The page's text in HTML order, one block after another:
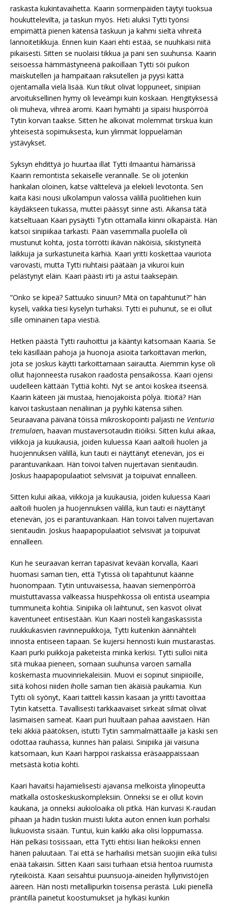
raskasta kukintavaihetta. Kaarin sormenpäiden täytyi tuoksua
houkuttelevilta, ja taskun myös. Heti aluksi Tytti työnsi
empimättä pienen kätensä taskuun ja kahmi sieltä vihreitä
lannoitetikkuja. Ennen kuin Kaari ehti estää, se nuuhkaisi niitä
pikaisesti. Sitten se nuolaisi tikkua ja pani sen suuhunsa. Kaarin
seisoessa hämmästyneenä paikoillaan Tytti söi puikon
maiskutellen ja hampaitaan raksutellen ja pyysi kättä
ojentamalla vielä lisää. Kun tikut olivat loppuneet, sinipiian
arvoituksellinen hymy oli leveämpi kuin koskaan. Hengityksessä
oli muheva, vihreä aromi. Kaari hymähti ja sipaisi hiuspörröä
Tytin korvan taakse. Sitten he alkoivat molemmat tirskua kuin
yhteisestä sopimuksesta, kuin ylimmät loppuelämän
ystävykset.
Syksyn ehdittyä jo huurtaa illat Tytti ilmaantui hämärissä
Kaarin remontista sekaiselle verannalle. Se oli jotenkin
hankalan oloinen, katse välttelevä ja elekieli levotonta. Sen
kaita käsi nousi ulkolampun valossa välillä puolitiehen kuin
käydäkseen tukassa, muttei päässyt sinne asti. Aikansa tätä
katseltuaan Kaari pysäytti Tytin ottamalla kiinni olkapäistä. Hän
katsoi sinipiikaa tarkasti. Pään vasemmalla puolella oli
mustunut kohta, josta törrötti ikävän näköisiä, sikistyneitä
laikkuja ja surkastuneita kärhiä. Kaari yritti koskettaa vauriota
varovasti, mutta Tytti riuhtaisi päätään ja vikuroi kuin
pelästynyt eläin. Kaari päästi irti ja astui taaksepäin.
”Onko se kipeä? Sattuuko sinuun? Mitä on tapahtunut?” hän
kyseli, vaikka tiesi kyselyn turhaksi. Tytti ei puhunut, se ei ollut
sille ominainen tapa viestiä.
Hetken päästä Tytti rauhoittui ja kääntyi katsomaan Kaaria. Se
teki käsillään pahoja ja huonoja asioita tarkoittavan merkin,
jota se joskus käytti tarkoittamaan sairautta. Aiemmin kyse oli
ollut hajonneesta rusakon raadosta pensaikossa. Kaari ojensi
uudelleen kättään Tyttiä kohti. Nyt se antoi koskea itseensä.
Kaarin käteen jäi mustaa, hienojakoista pölyä. Itiöitä? Hän
kaivoi taskustaan nenäliinan ja pyyhki kätensä siihen.
Seuraavana päivänä töissä mikroskopointi paljasti ne Venturia
tremulaen, haavan mustaversotaudin itiöiksi. Sitten kului aikaa,
viikkoja ja kuukausia, joiden kuluessa Kaari aaltoili huolen ja
huojennuksen välillä, kun tauti ei näyttänyt etenevän, jos ei
parantuvankaan. Hän toivoi talven nujertavan sienitaudin.
Joskus haapapopulaatiot selvisivät ja toipuivat ennalleen.
Sitten kului aikaa, viikkoja ja kuukausia, joiden kuluessa Kaari
aaltoili huolen ja huojennuksen välillä, kun tauti ei näyttänyt
etenevän, jos ei parantuvankaan. Hän toivoi talven nujertavan
sienitaudin. Joskus haapapopulaatiot selvisivät ja toipuivat
ennalleen.
Kun he seuraavan kerran tapasivat kevään korvalla, Kaari
huomasi saman tien, että Tytissä oli tapahtunut käänne
huonompaan. Tytin untuvaisessa, haavan siemenpörröä
muistuttavassa valkeassa hiuspehkossa oli entistä useampia
tummuneita kohtia. Sinipiika oli laihtunut, sen kasvot olivat
kaventuneet entisestään. Kun Kaari nosteli kangaskassista
ruukkukasvien ravinnepuikkoja, Tytti kuitenkin äännähteli
innosta entiseen tapaan. Se kujersi hennosti kuin mustarastas.
Kaari purki puikkoja paketeista minkä kerkisi. Tytti sulloi niitä
sitä mukaa pieneen, somaan suuhunsa varoen samalla
koskemasta muovinriekaleisiin. Muovi ei sopinut sinipiioille,
siitä kohosi niiden iholle saman tien äkäisiä paukamia. Kun
Tytti oli syönyt, Kaari taitteli kassin kasaan ja yritti tavoittaa
Tytin katsetta. Tavallisesti tarkkaavaiset sirkeät silmät olivat
lasimaisen sameat. Kaari puri huultaan pahaa aavistaen. Hän
teki äkkiä päätöksen, istutti Tytin sammalmättäälle ja käski sen
odottaa rauhassa, kunnes hän palaisi. Sinipiika jäi vaisuna
katsomaan, kun Kaari harppoi raskaissa eräsaappaissaan
metsästä kotia kohti.
Kaari havaitsi hajamielisesti ajavansa melkoista ylinopeutta
matkalla ostoskeskuskompleksiin. Onneksi se ei ollut kovin
kaukana, ja onneksi aukioloaika oli pitkä. Hän kurvasi K-raudan
pihaan ja hädin tuskin muisti lukita auton ennen kuin porhalsi
liukuovista sisään. Tuntui, kuin kaikki aika olisi loppumassa.
Hän pelkäsi tosissaan, että Tytti ehtisi liian heikoksi ennen
hänen paluutaan. Tai että se harhailisi metsän suojiin eikä tulisi
enää takaisin. Sitten Kaari saisi turhaan etsiä hentoa ruumista
ryteiköistä. Kaari seisahtui puunsuoja-aineiden hyllyrivistöjen
ääreen. Hän nosti metallipurkin toisensa perästä. Luki pienellä
präntillä painetut koostumukset ja hylkäsi kunkin